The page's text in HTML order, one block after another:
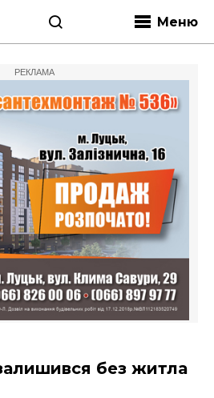
Меню
РЕКЛАМА
без житла